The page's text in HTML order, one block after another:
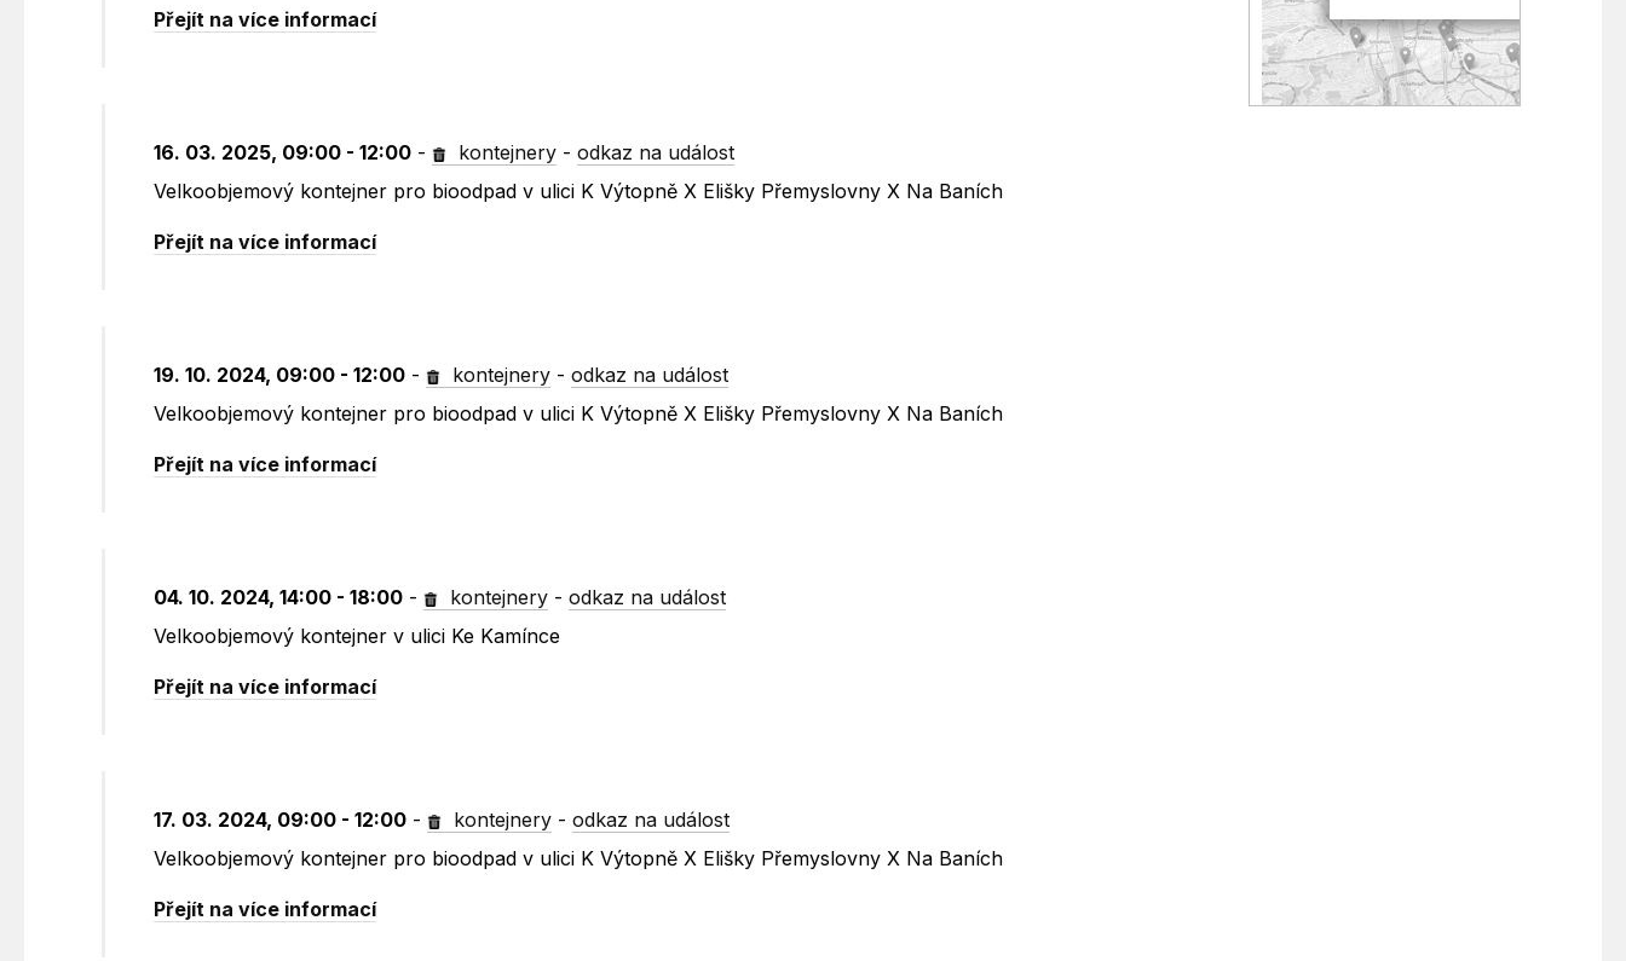
Přejít na více informací
16. 03. 2025, 09:00 - 12:00 - kontejnery -odkaz na událost
Velkoobjemový kontejner pro bioodpad v ulici K Výtopně X Elišky Přemyslovny X Na Baních
Přejít na více informací
19. 10. 2024, 09:00 - 12:00 - kontejnery -odkaz na událost
Velkoobjemový kontejner pro bioodpad v ulici K Výtopně X Elišky Přemyslovny X Na Baních
Přejít na více informací
04. 10. 2024, 14:00 - 18:00 - kontejnery -odkaz na událost
Velkoobjemový kontejner v ulici Ke Kamínce
Přejít na více informací
17. 03. 2024, 09:00 - 12:00 - kontejnery -odkaz na událost
Velkoobjemový kontejner pro bioodpad v ulici K Výtopně X Elišky Přemyslovny X Na Baních
Přejít na více informací